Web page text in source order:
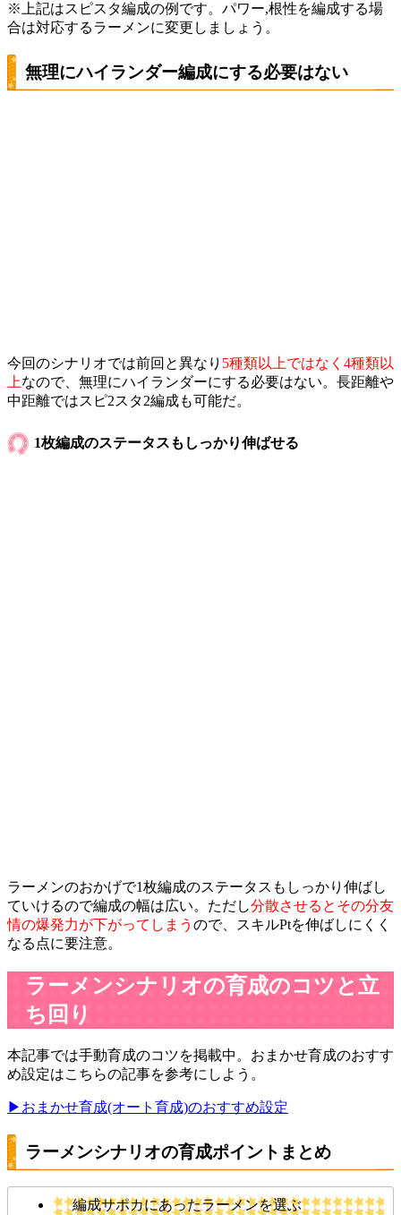
※上記はスピスタ編成の例です。パワー,根性を編成する場
合は対応するラーメンに変更しましょう。
無理にハイランダー編成にする必要はない
今回のシナリオでは前回と異なり 5種類以上ではなく4種類以
上なので、無理にハイランダーにする必要はない。長距離や
中距離ではスピ2スタ2編成も可能だ。
1枚編成のステータスもしっかり伸ばせる
ラーメンのおかげで1枚編成のステータスもしっかり伸ばし
ていけるので編成の幅は広い。ただし分散させるとその分友
情の爆発力が下がってしまう ので、スキルPtを伸ばしにくく
なる点に要注意。
ラーメンシナリオの育成のコツと立
ち回り
本記事では手動育成のコツを掲載中。おまかせ育成のおすす
め設定はこちらの記事を参考にしよう。
▶おまかせ育成(オート育成)のおすすめ設定
ラーメンシナリオの育成ポイントまとめ
編成サポカにあったラーメンを選ぶ